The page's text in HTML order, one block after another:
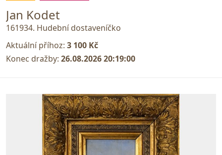
Jan Kodet
161934. Hudební dostaveníčko
Aktuální příhoz: 3 100 Kč
Konec dražby: 26.08.2026 20:19:00